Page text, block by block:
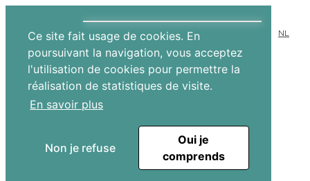
Ce site fait usage de cookies. En
poursuivant la navigation, vous acceptez
l'utilisation de cookies pour permettre la
réalisation de statistiques de visite.
En savoir plus
Non je refuse
Oui je
comprends
NL